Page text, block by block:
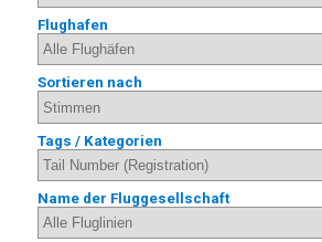
Flughafen
Sortieren nach
Tags / Kategorien
Name der Fluggesellschaft